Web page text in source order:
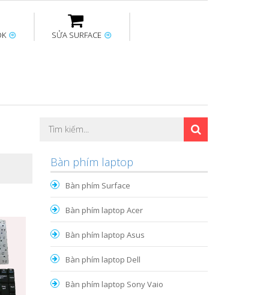
Thay bàn phím
SỬA SURFACE
Thay sạc Surface Sửa Mainboard
Bàn phím laptop
Bàn phím Surface
Bàn phím laptop Acer
Bàn phím laptop Asus
Bàn phím laptop Dell
Bàn phím laptop Sony Vaio